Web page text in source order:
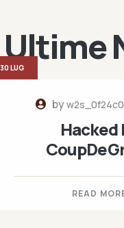
Ultime
by
Hacked
READ
30 LUG